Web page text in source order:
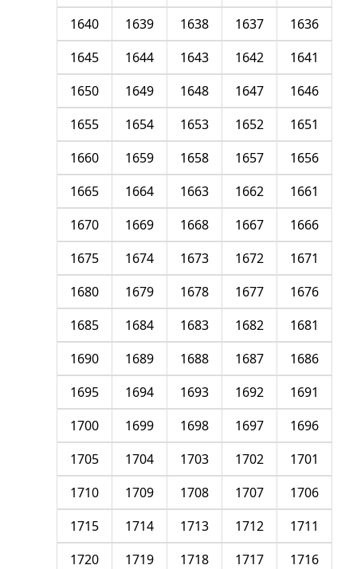
1636
1637
1638
1639
1640
1641
1642
1643
1644
1645
1646
1647
1648
1649
1650
1651
1652
1653
1654
1655
1656
1657
1658
1659
1660
1661
1662
1663
1664
1665
1666
1667
1668
1669
1670
1671
1672
1673
1674
1675
1676
1677
1678
1679
1680
1681
1682
1683
1684
1685
1686
1687
1688
1689
1690
1691
1692
1693
1694
1695
1696
1697
1698
1699
1700
1701
1702
1703
1704
1705
1706
1707
1708
1709
1710
1711
1712
1713
1714
1715
1716
1717
1718
1719
1720